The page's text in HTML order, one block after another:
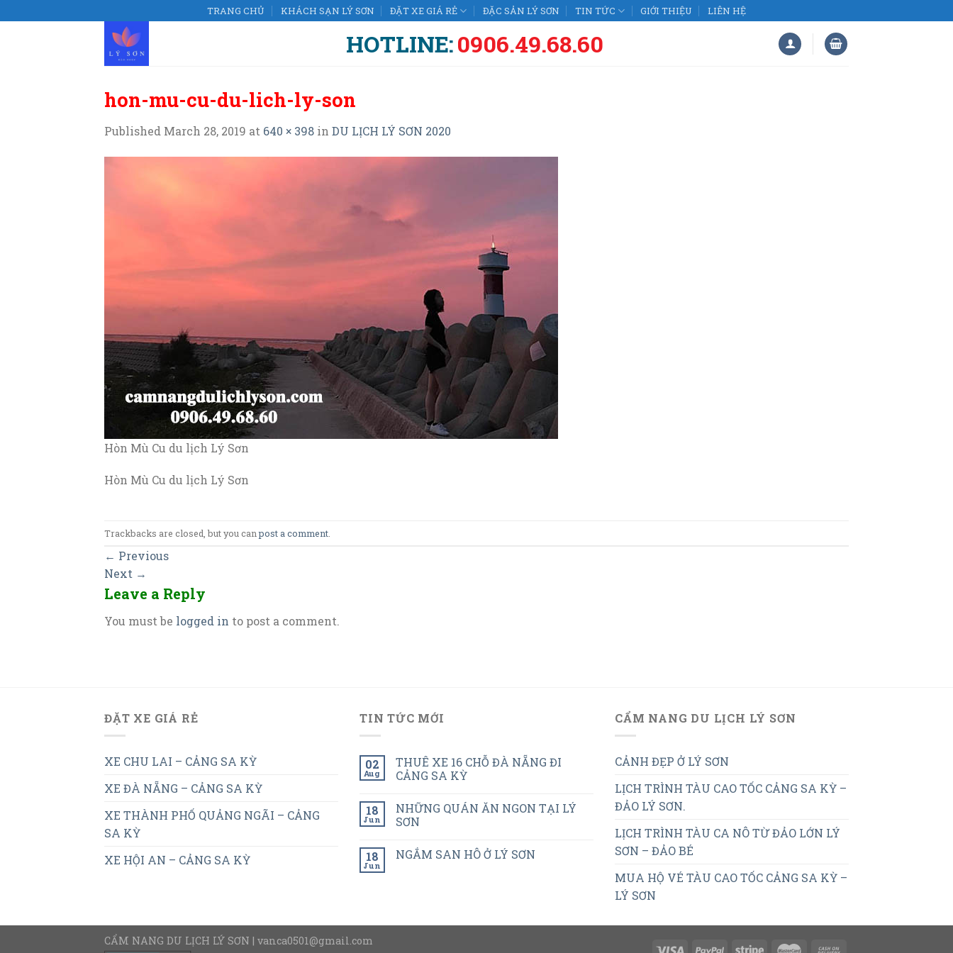
to
TRANG CHỦ KHÁCH SẠN LÝ SƠN ĐẶT XE GIÁ RẺ ĐẶC SẢN LÝ SƠN TIN TỨC GIỚI THIỆU LIÊN HỆ
HOTLINE:0906.49.68.60
hon-mu-cu-du-lich-ly-son
Published March 28, 2019 at 640 × 398 in DU LỊCH LÝ SƠN 2020
Hòn Mù Cu du lịch Lý Sơn
Hòn Mù Cu du lịch Lý Sơn
Trackbacks are closed, but you canpost a comment
← Previous
Next →
Leave a Reply
You must be logged in to post a comment.
ĐẶT XE GIÁ RẺ
XE CHU LAI – CẢNG SA KỲ
XE ĐÀ NẴNG – CẢNG SA KỲ
XE THÀNH PHỐ QUẢNG NGÃI – CẢNG
SA KỲ
XE HỘI AN – CẢNG SA KỲ
TIN TỨC MỚI
02
Aug
THUÊ XE 16 CHỖ ĐÀ NẴNG ĐI
CẢNG SA KỲ
18
Jun
NHỮNG QUÁN ĂN NGON TẠI LÝ
SƠN
18
Jun
NGẮM SAN HÔ Ở LÝ SƠN
CẨM NANG DU LỊCH LÝ SƠN
CẢNH ĐẸP Ở LÝ SƠN
LỊCH TRÌNH TÀU CAO TỐC CẢNG SA KỲ –
ĐẢO LÝ SƠN.
LỊCH TRÌNH TÀU CA NÔ TỪ ĐẢO LỚN LÝ
SƠN – ĐẢO BÉ
MUA HỘ VÉ TÀU CAO TỐC CẢNG SA KỲ –
LÝ SƠN
CẨM NANG DU LỊCH LÝ SƠN | vanca0501@gmail.com